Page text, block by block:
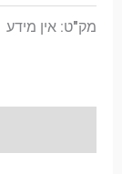
מק"ט: אין מידע